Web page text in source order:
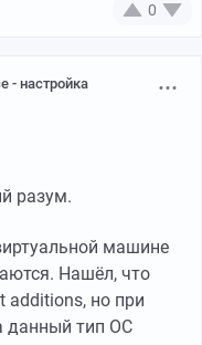
0
- настройка
разум.
машине
Нашёл, что
additions, но при
данный тип ОС